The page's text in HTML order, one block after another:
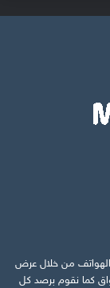
الهواتف من خلال عرض
كما نقوم برصد كل